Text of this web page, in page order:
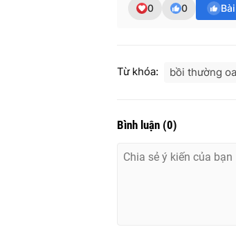
0 0
Từ khóa: bồi thường
Bình luận (0)